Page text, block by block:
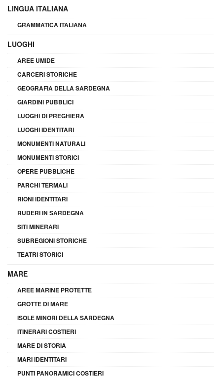
LINGUA ITALIANA
GRAMMATICA ITALIANA
LUOGHI
AREE UMIDE
CARCERI STORICHE
GEOGRAFIA DELLA SARDEGNA
GIARDINI PUBBLICI
LUOGHI DI PREGHIERA
LUOGHI IDENTITARI
MONUMENTI NATURALI
MONUMENTI STORICI
OPERE PUBBLICHE
PARCHI TERMALI
RIONI IDENTITARI
RUDERI IN SARDEGNA
SITI MINERARI
SUBREGIONI STORICHE
TEATRI STORICI
MARE
AREE MARINE PROTETTE
GROTTE DI MARE
ISOLE MINORI DELLA SARDEGNA
ITINERARI COSTIERI
MARE DI STORIA
MARI IDENTITARI
PUNTI PANORAMICI COSTIERI